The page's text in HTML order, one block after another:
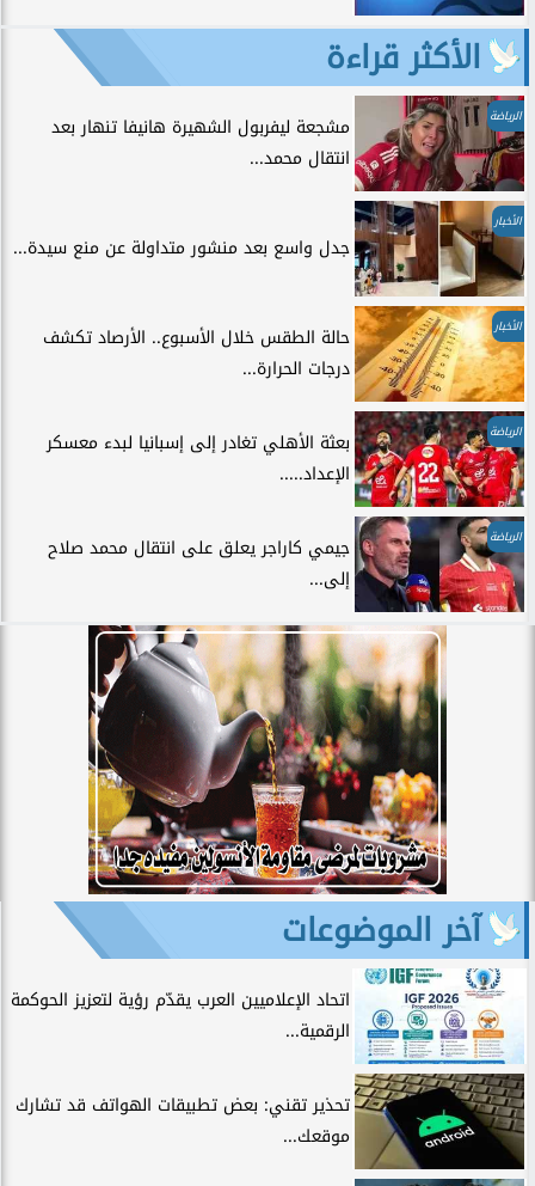
الأكثر قراءة
الرياضة
مشجعة ليفربول الشهيرة هانيفا تنهار بعد
انتقال محمد...
الأخبار
جدل واسع بعد منشور متداولة عن منع سيدة...
الأخبار
حالة الطقس خلال الأسبوع.. الأرصاد تكشف
درجات الحرارة...
الرياضة
بعثة الأهلي تغادر إلى إسبانيا لبدء معسكر
الإعداد.....
الرياضة
جيمي كاراجر يعلق على انتقال محمد صلاح
إلى...
آخر الموضوعات
اتحاد الإعلاميين العرب يقدّم رؤية لتعزيز الحوكمة
الرقمية...
تحذير تقني: بعض تطبيقات الهواتف قد تشارك
موقعك...